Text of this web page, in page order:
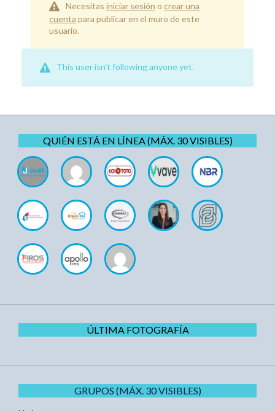
Necesitas iniciar sesión o crear una
cuenta para publicar en el muro de este
usuario.
This user isn't following anyone yet.
QUIÉN ESTÁ EN LÍNEA (MÁX. 30 VISIBLES)
ÚLTIMA FOTOGRAFÍA
GRUPOS (MÁX. 30 VISIBLES)